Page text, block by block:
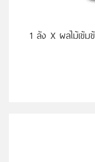
1 ลัง X ผลไม้เข้